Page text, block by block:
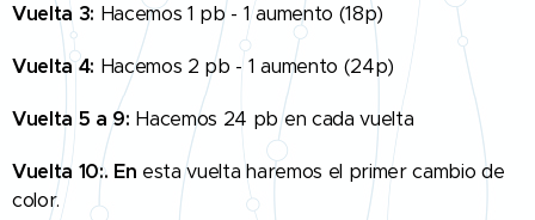
Vuelta 3: Hacemos 1 pb - 1 aumento (18p)
Vuelta 4: Hacemos 2 pb - 1 aumento (24p)
Vuelta 5 a 9: Hacemos 24 pb en cada vuelta
Vuelta 10:. En esta vuelta haremos el primer cambio de
color.